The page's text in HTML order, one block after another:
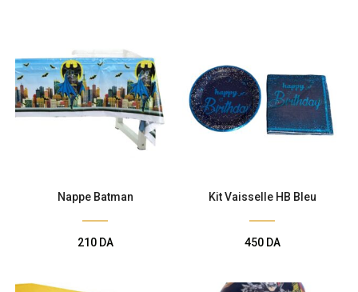
Nappe Batman
210 DA
Kit Vaisselle HB Bleu
450 DA